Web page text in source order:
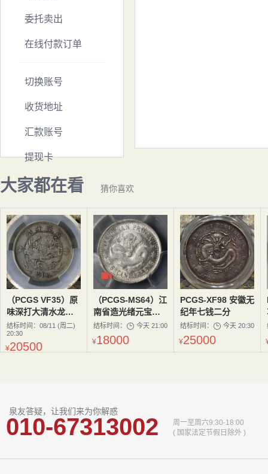
委托卖出
在线付款订单
切换账号
收货地址
汇款账号
提现卡
大家都在看 猜你喜欢
（PCGS VF35）原
味深打大清水龙五
角
结标时间：08/11 (周二)
20:30
¥20500

（PCGS-MS64）江
南省造光绪元宝库
平三分六厘龙无圈
结标时间：  今天 21:00
¥18000
PCGS-XF98 安徽无
纪年七钱二分
结标时间：  今天 20:30
¥25000
泉友答疑，让我们来为你解惑
010-67313002
周一至周六9:30-18:00
( 国家法定节假日除外 )